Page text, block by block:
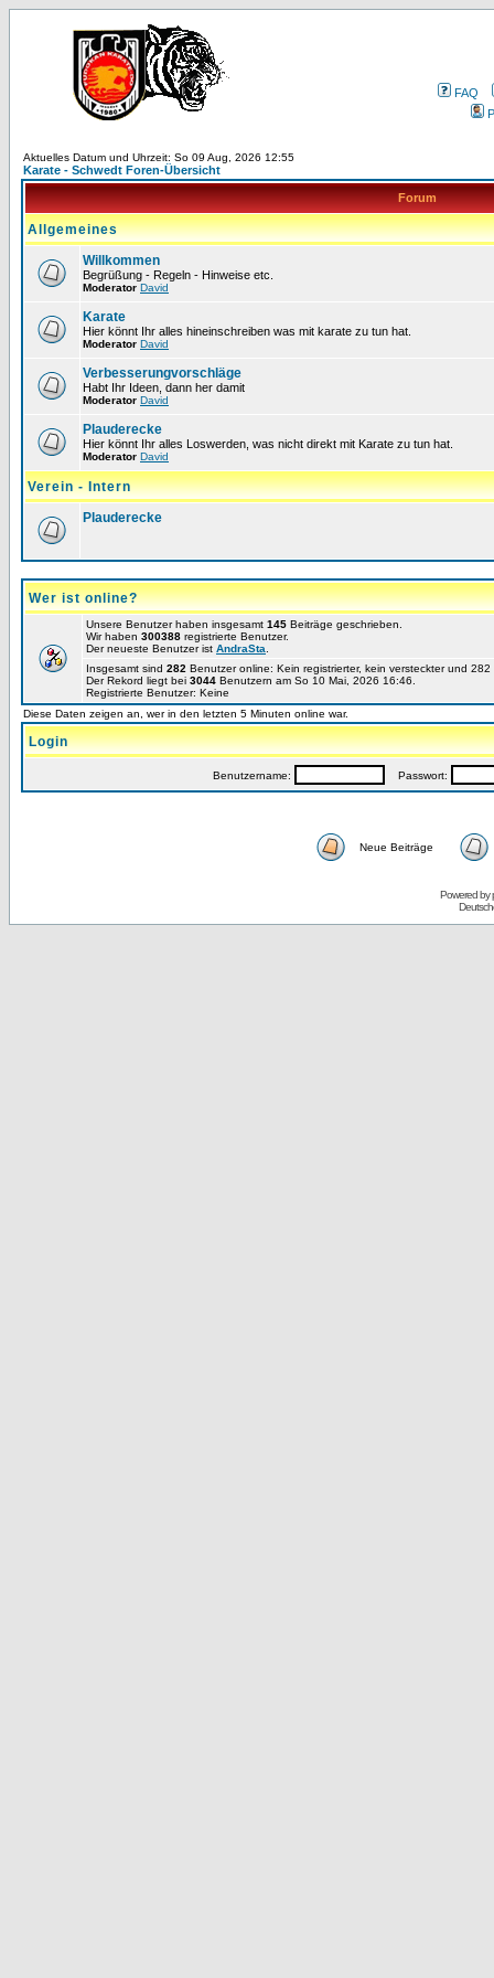
FAQ
Aktuelles Datum und Uhrzeit: So 09 Aug, 2026 12:55
Karate - Schwedt Foren-Übersicht
Forum
Allgemeines
Willkommen
Begrüßung - Regeln - Hinweise etc.
Moderator David
Karate
Hier könnt Ihr alles hineinschreiben was mit karate zu tun hat.
Moderator David
Verbesserungvorschläge
Habt Ihr Ideen, dann her damit
Moderator David
Plauderecke
Hier könnt Ihr alles Loswerden, was nicht direkt mit Karate zu tun hat.
Moderator David
Verein - Intern
Plauderecke
Wer ist online?
Unsere Benutzer haben insgesamt 145 Beiträge geschrieben.
Wir haben 300388 registrierte Benutzer.
Der neueste Benutzer ist AndraSta
Insgesamt sind 282 Benutzer online: Kein registrierter, kein versteckter und
Der Rekord liegt bei 3044 Benutzern am So 10 Mai, 2026 16:46.
Registrierte Benutzer: Keine
Diese Daten zeigen an, wer in den letzten 5 Minuten online war.
Login
Benutzername: Passwort:
Neue Beiträge
Powered by